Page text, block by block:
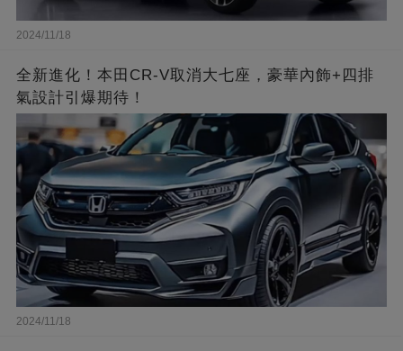
2024/11/18
全新進化！本田CR-V取消大七座，豪華內飾+四排
氣設計引爆期待！
2024/11/18